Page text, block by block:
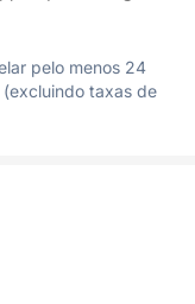
pelo menos 24
taxas de